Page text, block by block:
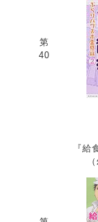
第
40
『給